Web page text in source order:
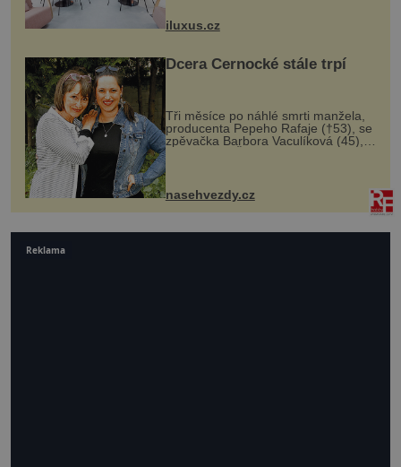
budov Media...
iluxus.cz
Dcera Černocké stále trpí
Tři měsíce po náhlé smrti manžela,
producenta Pepeho Rafaje (†53), se
zpěvačka Barbora Vaculíková (45),
dcera Petry Černocké (75), poprvé
ozvala veřejnosti. Na sociální síti
sdílela, že se snaží fung...
nasehvezdy.cz
Reklama